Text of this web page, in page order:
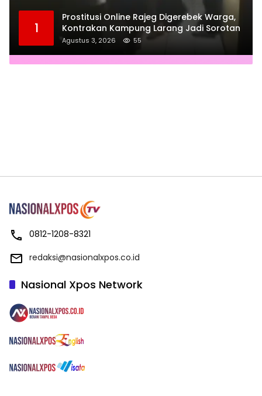
1
Prostitusi Online Rajeg Digerebek Warga,
Kontrakan Kampung Larang Jadi Sorotan
Agustus 3, 2026 55
0812-1208-8321
redaksi@nasionalxpos.co.id
Nasional Xpos Network